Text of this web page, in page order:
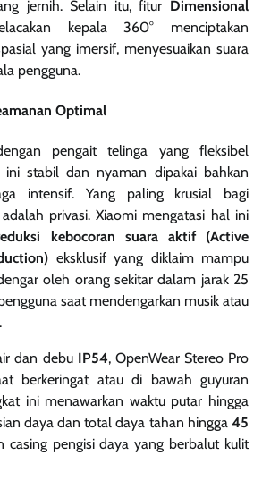
jernih. Selain itu, fitur Dimensional
kepala 360° menciptakan
yang imersif, menyesuaikan suara
pengguna.
Optimal
pengait telinga yang fleksibel
stabil dan nyaman dipakai bahkan
intensif. Yang paling krusial bagi
privasi. Xiaomi mengatasi hal ini
kebocoran suara aktif (Active
eksklusif yang diklaim mampu
oleh orang sekitar dalam jarak 25
saat mendengarkan musik atau
dan debu IP54, OpenWear Stereo Pro
berkeringat atau di bawah guyuran
ini menawarkan waktu putar hingga
daya dan total daya tahan hingga45
casing pengisi daya yang berbalut kulit